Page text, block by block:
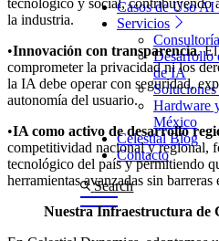
Casos de Uso AI
Servicios
Desarrollo
de IA
Hardware
México
Celestial Blog
Contacto
Search
la industria.
•Innovación con transparencia. El
comprometer la privacidad ni los
la IA debe operar con seguridad,
autonomía del usuario.
•IA como activo de desarrollo
competitividad nacional y regional,
tecnológico del país y permitiendo
herramientas avanzadas sin
Nuestra Infraestructura de